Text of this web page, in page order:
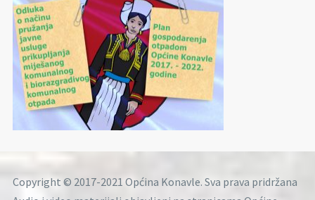
Copyright © 2017-2021 Općina Konavle. Sva prava pridržana